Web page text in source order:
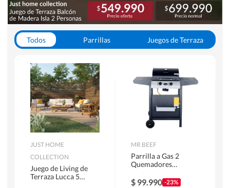
Todos Parrillas
Juegos de Terraza
JUST HOME
COLLECTION
Juego de Living de
Terraza Lucca 5
MR BEEF
Parrilla a Gas 2
Quemadores
$ 99.990 -23%